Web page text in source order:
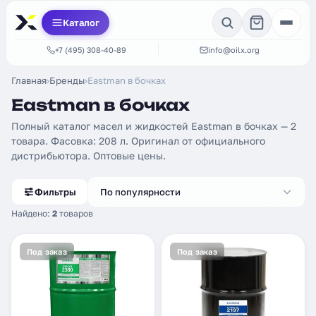
Каталог
+7 (495) 308-40-89 info@oilx.org
Главная›Бренды›Eastman в бочках
Eastman в бочках
Полный каталог масел и жидкостей Eastman в бочках — 2
товара. Фасовка: 208 л. Оригинал от официального
дистрибьютора. Оптовые цены.
Фильтры
Найдено: 2 товаров
По популярности
Под заказ Под заказ